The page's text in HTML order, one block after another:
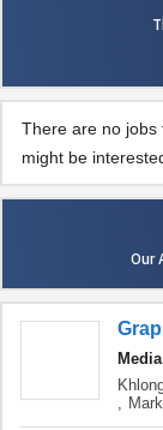
There are no jobs
might be
Our
,